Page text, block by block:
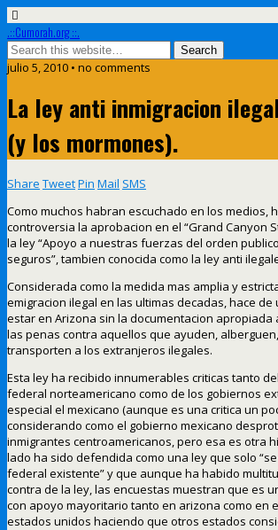
.::Cumorah.org ::.
julio 5, 2010 • no comments
La ley anti inmigracion
(y los mormones).
Share TweetPin Mail SMS
Como muchos habran escuchado en los medios,
controversia la aprobacion en el “Grand Canyon
la ley “Apoyo a nuestras fuerzas del orden
seguros”, tambien conocida como la ley anti
Considerada como la medida mas amplia y
emigracion ilegal en las ultimas decadas, hace de
estar en Arizona sin la documentacion apropiada
las penas contra aquellos que ayuden,
transporten a los extranjeros ilegales.
Esta ley ha recibido innumerables criticas tanto
federal norteamericano como de los gobiernos
especial el mexicano (aunque es una critica un
considerando como el gobierno mexicano
inmigrantes centroamericanos, pero esa es otra
lado ha sido defendida como una ley que solo
federal existente” y que aunque ha habido
contra de la ley, las encuestas muestran que es
con apoyo mayoritario tanto en arizona como en
estados unidos haciendo que otros estados